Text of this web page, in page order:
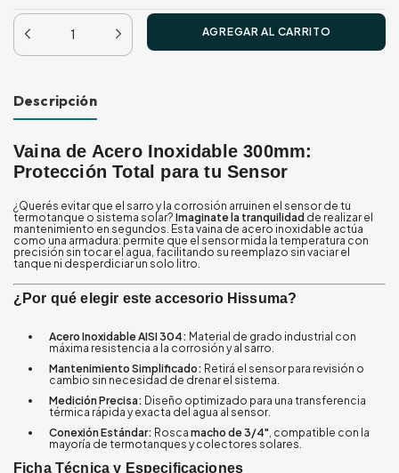
Descripción
Vaina de Acero Inoxidable 300mm:
Protección Total para tu Sensor
¿Querés evitar que el sarro y la corrosión arruinen el sensor de tu
termotanque o sistema solar? Imaginate la tranquilidad de realizar el
mantenimiento en segundos. Esta vaina de acero inoxidable actúa
como una armadura: permite que el sensor mida la temperatura con
precisión sin tocar el agua, facilitando su reemplazo sin vaciar el
tanque ni desperdiciar un solo litro.
¿Por qué elegir este accesorio Hissuma?
Acero Inoxidable AISI 304: Material de grado industrial con
máxima resistencia a la corrosión y al sarro.
Mantenimiento Simplificado: Retirá el sensor para revisión o
cambio sin necesidad de drenar el sistema.
Medición Precisa: Diseño optimizado para una transferencia
térmica rápida y exacta del agua al sensor.
Conexión Estándar: Rosca macho de 3/4" , compatible con la
mayoría de termotanques y colectores solares.
Ficha Técnica y Especificaciones